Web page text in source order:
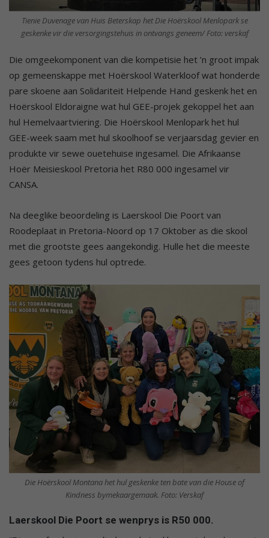
Tienie Duvenage van Huis Beterskap het Die Hoërskool Menlopark se
geskenke vir die versorgingstehuis in ontvangs geneem/ Foto: verskaf
Die omgeekomponent van die kompetisie het ’n groot impak
op gemeenskappe met Hoërskool Waterkloof wat honderde
pare skoene aan Solidariteit Helpende Hand geskenk het en
Hoërskool Eldoraigne wat hul GEE-projek gekoppel het aan
hul Hemelvaartviering. Die Hoërskool Menlopark het hul
GEE-week saam met hul skoolhoof se verjaarsdag gevier en
produkte vir sewe ouetehuise ingesamel. Die Afrikaanse
Hoër Meisieskool Pretoria het R80 000 ingesamel vir
CANSA.
Na deeglike beoordeling is Laerskool Die Poort van
Roodeplaat in Pretoria-Noord op 17 Oktober as die skool
met die grootste gees aangekondig. Hulle het die meeste
gees getoon tydens hul optrede.
Die Hoërskool Montana het hul geskenke ten bate van die House of
Kindness bymekaargemaak. Foto: Verskaf
Laerskool Die Poort se wenprys is R50 000.